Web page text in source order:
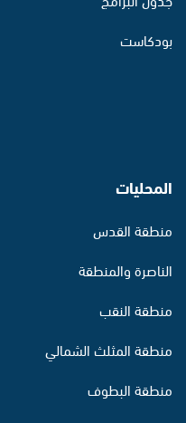
بودكاست
المحليات
منطقة القدس
الناصرة والمنطقة
منطقة النقب
منطقة المثلث الشمالي
منطقة البطوف